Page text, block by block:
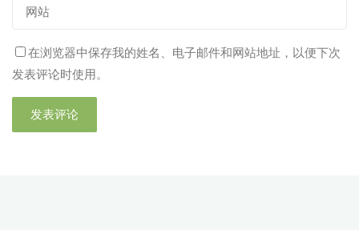
在浏览器中保存我的姓名、电子邮件和网站地址，以便下次
发表评论时使用。